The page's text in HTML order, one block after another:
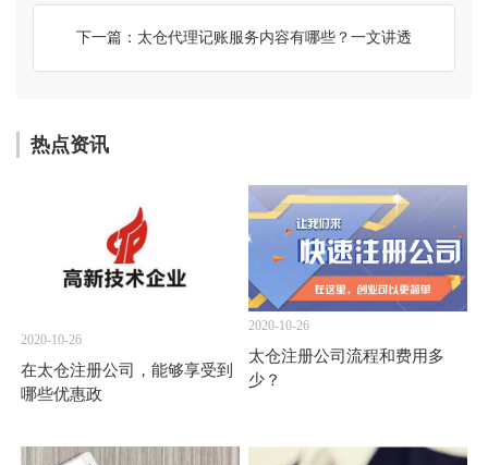
下一篇：太仓代理记账服务内容有哪些？一文讲透
热点资讯
2020-10-26
在太仓注册公司，能够享受到
哪些优惠政
2020-10-26
太仓注册公司流程和费用多
少？